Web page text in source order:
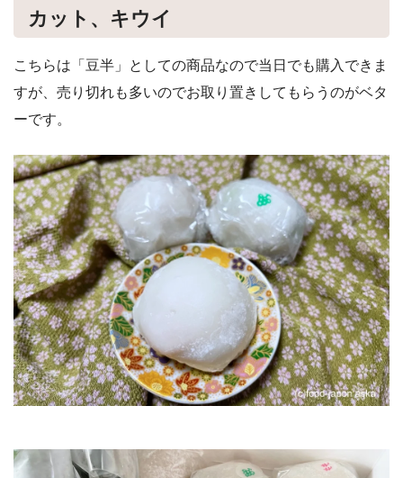
カット、キウイ
こちらは「豆半」としての商品なので当日でも購入できま
すが、売り切れも多いのでお取り置きしてもらうのがベタ
ーです。